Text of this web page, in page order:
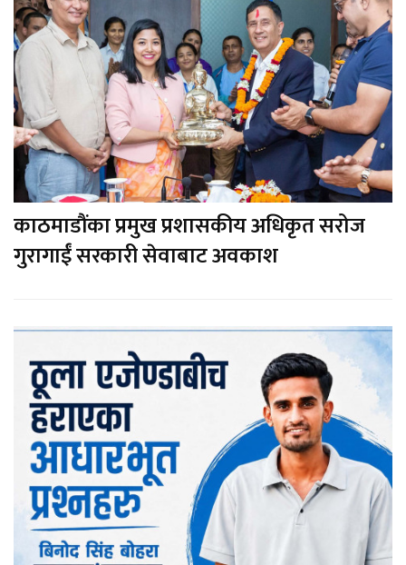
काठमाडौंका प्रमुख प्रशासकीय अधिकृत सरोज
गुरागाईं सरकारी सेवाबाट अवकाश